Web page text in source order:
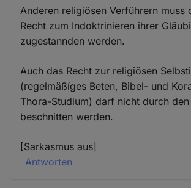
Anderen religiösen Verführern muss
Recht zum Indoktrinieren ihrer
zugestannden werden.
Auch das Recht zur religiösen
(regelmäßíges Beten, Bibel- und
Thora-Studium) darf nicht durch den
beschnitten werden.
[Sarkasmus aus]
Antworten